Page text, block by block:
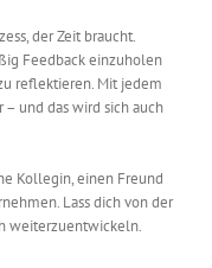
der Zeit braucht.
Feedback einzuholen
reflektieren. Mit jedem
und das wird sich auch
Kollegin, einen Freund
Lass dich von der
weiterzuentwickeln.